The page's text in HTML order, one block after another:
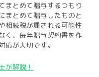
まとめて贈与するつもり
まとめて贈与したものと
相続税が課される可能性
く、毎年贈与契約書を作
が大切です。
が解説！